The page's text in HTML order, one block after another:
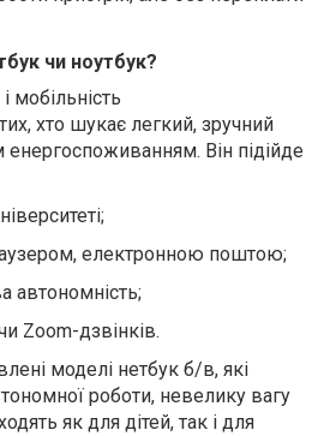
чи ноутбук?
мобільність
хто шукає легкий, зручний
енергоспоживанням. Він підійде
електронною поштою;
автономність;
Zoom-дзвінків.
моделі нетбук б/в, які
роботи, невелику вагу
як для дітей, так і для